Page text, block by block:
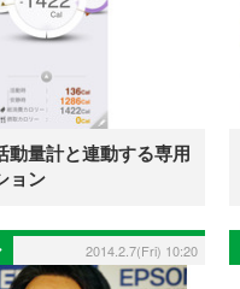
動量計と連動する専用
ョン
2014.2.7(Fri) 10:20